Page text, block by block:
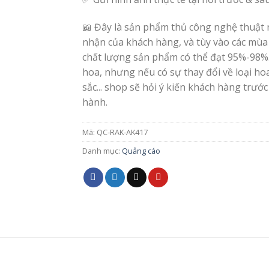
📖 Đây là sản phẩm thủ công nghệ thuật
nhận của khách hàng, và tùy vào các
chất lượng sản phẩm có thể đạt 95%-
hoa, nhưng nếu có sự thay đổi về loại
sắc... shop sẽ hỏi ý kiến khách hàng
hành.
Mã: QC-RAK-AK417
Danh mục: Quảng cáo